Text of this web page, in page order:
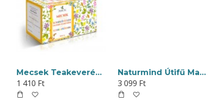
Mecsek Teakeverék Köhögés Ellent Tea Gyermekeknek Filteres 20x1g
1 410 Ft
Naturmind Útifű Maghéj 300g
3 099 Ft